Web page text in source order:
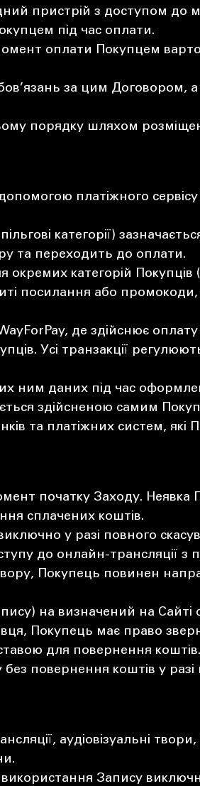
пристрій з доступом до
під час оплати.
оплати Покупцем
за цим Договором,
порядку шляхом
платіжного сервісу
категорії)
та переходить до оплати.
категорій
посилання або
де здійснює
Усі транзакції
ним даних під час
здійсненою самим
та платіжних систем,
початку Заходу. Неявка
сплачених коштів.
у разі повного
до онлайн-трансляції з
Покупець повинен
на визначений на Сайті
Покупець має право
для повернення коштів.
повернення коштів у
аудіовізуальні
Запису